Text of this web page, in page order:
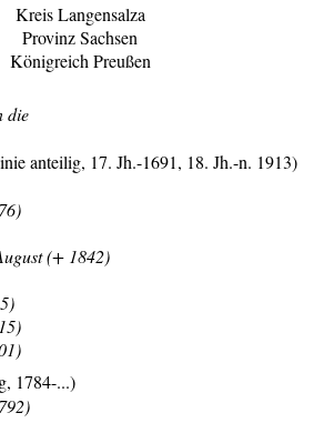
Kreis Langensalza
Provinz Sachsen
Königreich Preußen
die
anteilig, 17. Jh.-1691, 18. Jh.-n. 1913)
(+ 1842)
1784-...)